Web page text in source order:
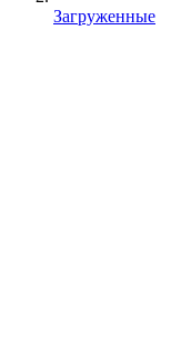
Загруженные